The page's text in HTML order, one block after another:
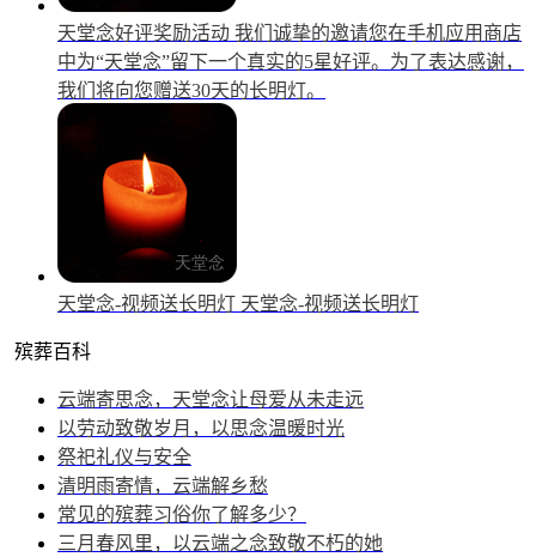
天堂念好评奖励活动 我们诚挚的邀请您在手机应用商店
中为“天堂念”留下一个真实的5星好评。为了表达感谢，
我们将向您赠送30天的长明灯。
天堂念-视频送长明灯 天堂念-视频送长明灯
殡葬百科
云端寄思念，天堂念让母爱从未走远
以劳动致敬岁月，以思念温暖时光
祭祀礼仪与安全
清明雨寄情，云端解乡愁
常见的殡葬习俗你了解多少？
三月春风里，以云端之念致敬不朽的她